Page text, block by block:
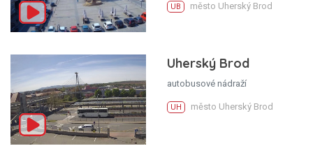
UB město Uherský Brod
Uherský Brod
autobusové nádraží
UH město Uherský Brod